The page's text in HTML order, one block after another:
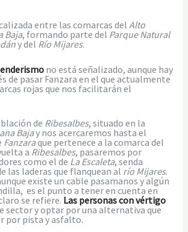
entre las comarcas del Alto
Baja, formando parte del Parque Natural
y del Río Mijares.
no está señalizado, aunque hay
de pasar Fanzara en el que actualmente
rojas que nos facilitarán el
de Ribesalbes, situado en la
Bajay nos acercaremos hasta el
Fanzaraque pertenece a la comarca del
a Ribesalbes, pasaremos por
como el de La Escaleta, senda
las laderas que flanquean al río Mijares.
existe un cable pasamanos y algún
es el punto a tener en cuenta en
se refiere. Las personas con vértigo
sector y optar por una alternativa que
por pista y asfalto.